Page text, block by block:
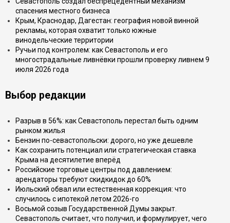
спасения местного бизнеса
Крым, Краснодар, Дагестан: география новой винной
рекламы, которая охватит только южные
винодельческие территории
Ручьи под контролем: как Севастополь и его
многострадальные ливнёвки прошли проверку ливнем 9
июля 2026 года
Выбор редакции
Разрыв в 56%: как Севастополь перестал быть одним
рынком жилья
Бензин по-севастопольски: дорого, но уже дешевле
Как сохранить потенциал или стратегическая ставка
Крыма на десятилетие вперёд
Российские торговые центры под давлением:
арендаторы требуют скидкидок до 60%
Июльский обвал или естественная коррекция: что
случилось с ипотекой летом 2026-го
Восьмой созыв Государственной Думы закрыт.
Севастополь считает, что получил, и формулирует, чего